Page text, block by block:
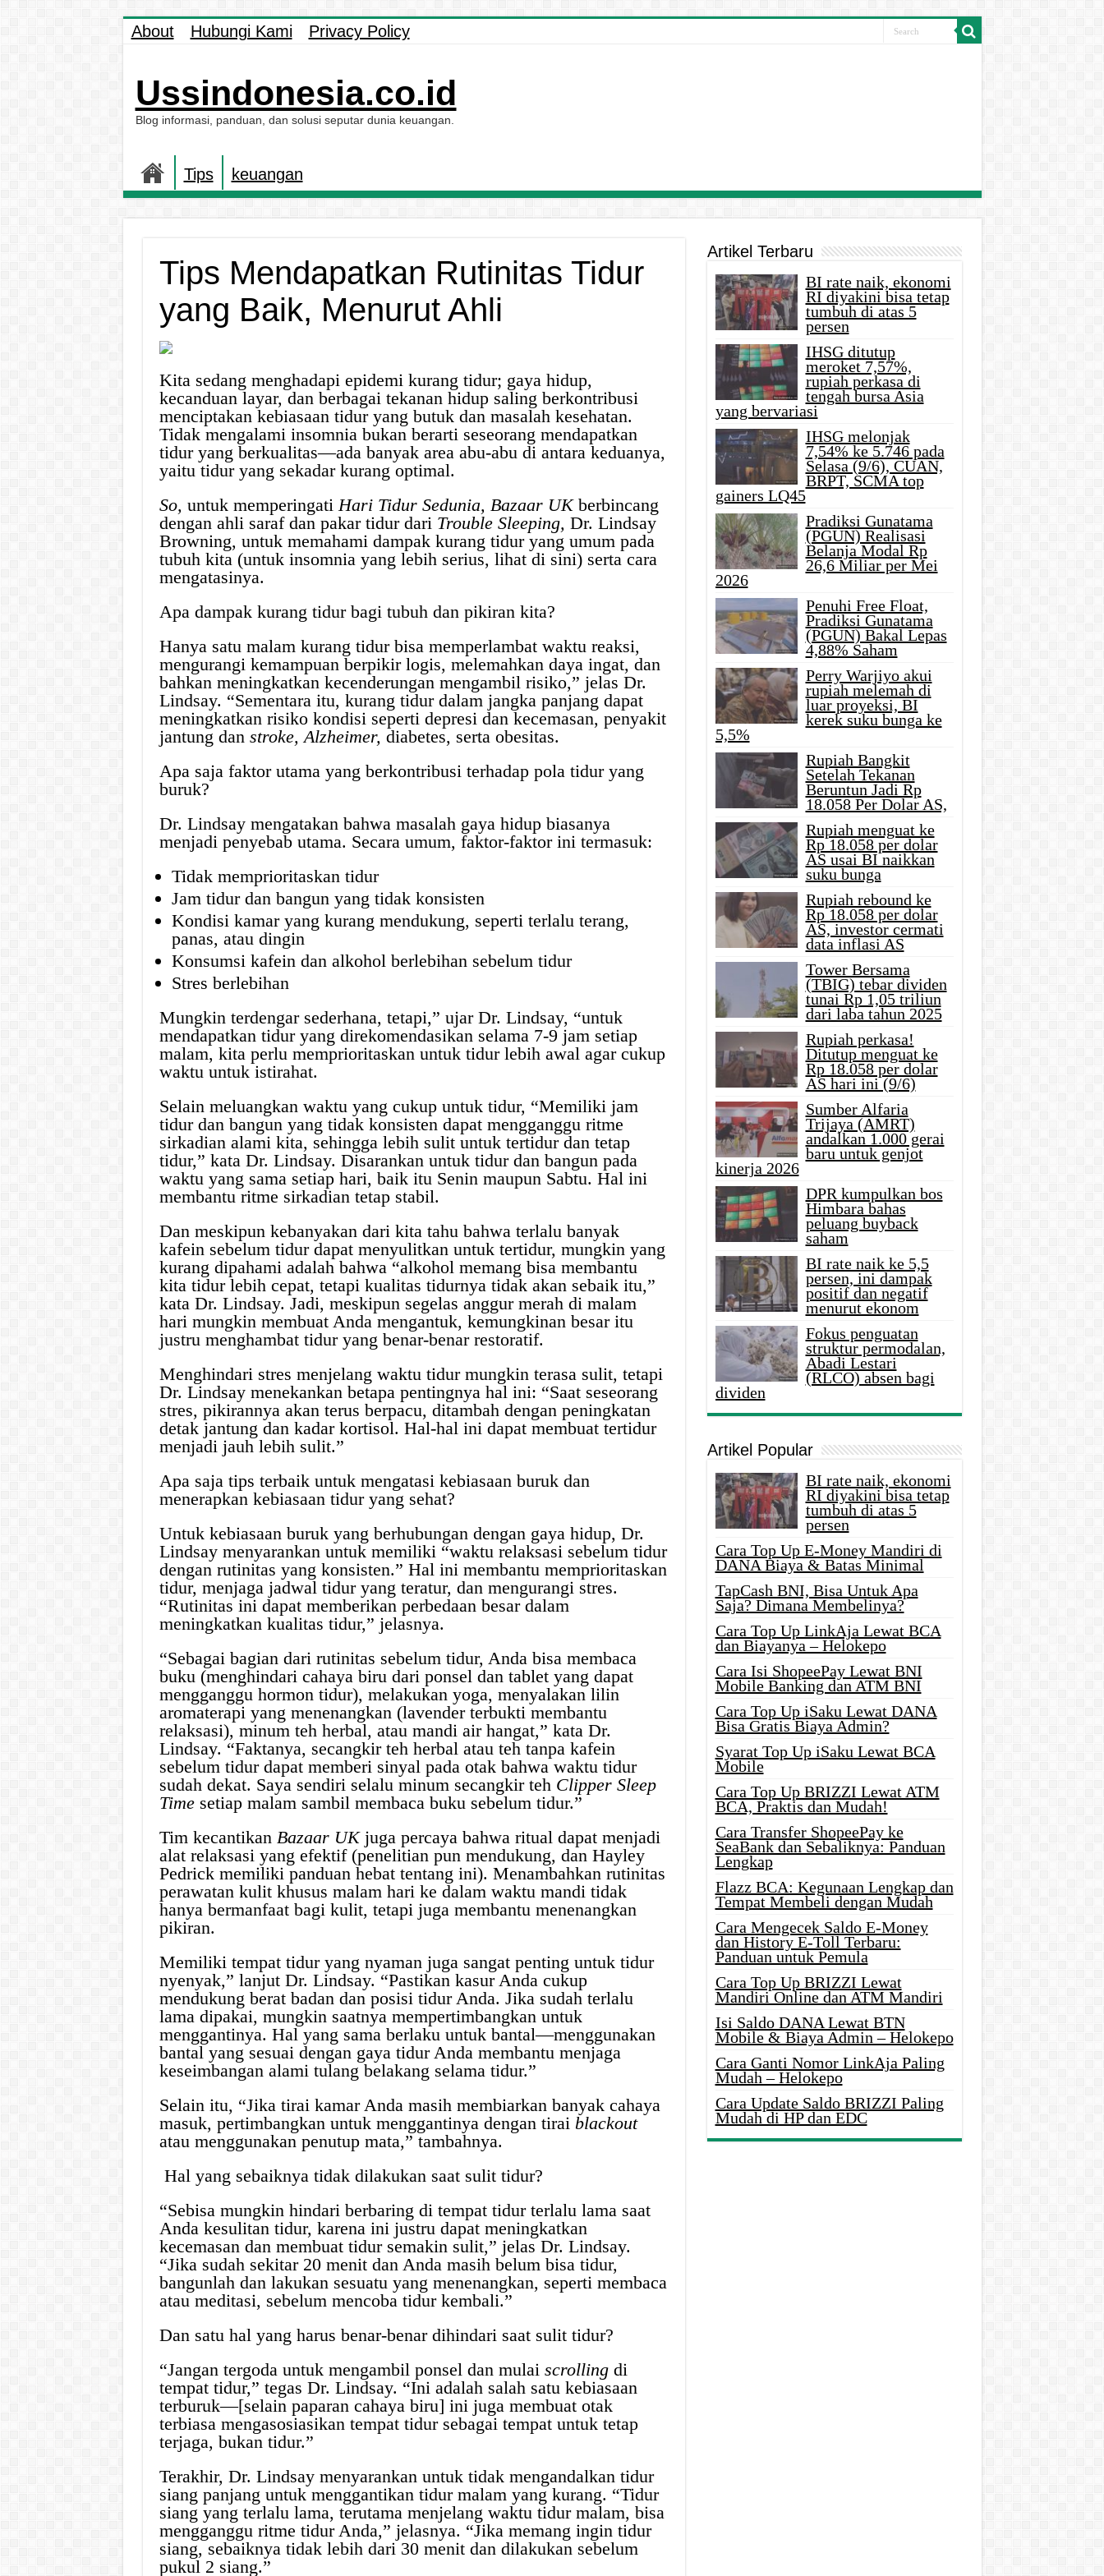
About Hubungi Kami Privacy Policy
Ussindonesia.co.id
Blog informasi, panduan, dan solusi seputar dunia keuangan.
Tips keuangan
Tips Mendapatkan Rutinitas Tidur
yang Baik, Menurut Ahli
Kita sedang menghadapi epidemi kurang tidur; gaya hidup,
kecanduan layar, dan berbagai tekanan hidup saling berkontribusi
menciptakan kebiasaan tidur yang butuk dan masalah kesehatan.
Tidak mengalami insomnia bukan berarti seseorang mendapatkan
tidur yang berkualitas—ada banyak area abu-abu di antara keduanya,
yaitu tidur yang sekadar kurang optimal.
So, untuk memperingatiHari Tidur Sedunia, Bazaar UKberbincang
dengan ahli saraf dan pakar tidur dari Trouble Sleeping, Dr. Lindsay
Browning, untuk memahami dampak kurang tidur yang umum pada
tubuh kita (untuk insomnia yang lebih serius, lihat di sini) serta cara
mengatasinya.
Apa dampak kurang tidur bagi tubuh dan pikiran kita?
Hanya satu malam kurang tidur bisa memperlambat waktu reaksi,
mengurangi kemampuan berpikir logis, melemahkan daya ingat, dan
bahkan meningkatkan kecenderungan mengambil risiko,” jelas Dr.
Lindsay. “Sementara itu, kurang tidur dalam jangka panjang dapat
meningkatkan risiko kondisi seperti depresi dan kecemasan, penyakit
jantung dan stroke, Alzheimer, diabetes, serta obesitas.
Apa saja faktor utama yang berkontribusi terhadap pola tidur yang
buruk?
Dr. Lindsay mengatakan bahwa masalah gaya hidup biasanya
menjadi penyebab utama. Secara umum, faktor-faktor ini termasuk:
Tidak memprioritaskan tidur
Jam tidur dan bangun yang tidak konsisten
Kondisi kamar yang kurang mendukung, seperti terlalu terang,
panas, atau dingin
Konsumsi kafein dan alkohol berlebihan sebelum tidur
Stres berlebihan
Mungkin terdengar sederhana, tetapi,” ujar Dr. Lindsay, “untuk
mendapatkan tidur yang direkomendasikan selama 7-9 jam setiap
malam, kita perlu memprioritaskan untuk tidur lebih awal agar cukup
waktu untuk istirahat.
Selain meluangkan waktu yang cukup untuk tidur, “Memiliki jam
tidur dan bangun yang tidak konsisten dapat mengganggu ritme
sirkadian alami kita, sehingga lebih sulit untuk tertidur dan tetap
tidur,” kata Dr. Lindsay. Disarankan untuk tidur dan bangun pada
waktu yang sama setiap hari, baik itu Senin maupun Sabtu. Hal ini
membantu ritme sirkadian tetap stabil.
Dan meskipun kebanyakan dari kita tahu bahwa terlalu banyak
kafein sebelum tidur dapat menyulitkan untuk tertidur, mungkin yang
kurang dipahami adalah bahwa “alkohol memang bisa membantu
kita tidur lebih cepat, tetapi kualitas tidurnya tidak akan sebaik itu,”
kata Dr. Lindsay. Jadi, meskipun segelas anggur merah di malam
hari mungkin membuat Anda mengantuk, kemungkinan besar itu
justru menghambat tidur yang benar-benar restoratif.
Menghindari stres menjelang waktu tidur mungkin terasa sulit, tetapi
Dr. Lindsay menekankan betapa pentingnya hal ini: “Saat seseorang
stres, pikirannya akan terus berpacu, ditambah dengan peningkatan
detak jantung dan kadar kortisol. Hal-hal ini dapat membuat tertidur
menjadi jauh lebih sulit.”
Apa saja tips terbaik untuk mengatasi kebiasaan buruk dan
menerapkan kebiasaan tidur yang sehat?
Untuk kebiasaan buruk yang berhubungan dengan gaya hidup, Dr.
Lindsay menyarankan untuk memiliki “waktu relaksasi sebelum tidur
dengan rutinitas yang konsisten.” Hal ini membantu memprioritaskan
tidur, menjaga jadwal tidur yang teratur, dan mengurangi stres.
“Rutinitas ini dapat memberikan perbedaan besar dalam
meningkatkan kualitas tidur,” jelasnya.
“Sebagai bagian dari rutinitas sebelum tidur, Anda bisa membaca
buku (menghindari cahaya biru dari ponsel dan tablet yang dapat
mengganggu hormon tidur), melakukan yoga, menyalakan lilin
aromaterapi yang menenangkan (lavender terbukti membantu
relaksasi), minum teh herbal, atau mandi air hangat,” kata Dr.
Lindsay. “Faktanya, secangkir teh herbal atau teh tanpa kafein
sebelum tidur dapat memberi sinyal pada otak bahwa waktu tidur
sudah dekat. Saya sendiri selalu minum secangkir teh Clipper Sleep
Timesetiap malam sambil membaca buku sebelum tidur.”
Tim kecantikan Bazaar UKjuga percaya bahwa ritual dapat menjadi
alat relaksasi yang efektif (penelitian pun mendukung, dan Hayley
Pedrick memiliki panduan hebat tentang ini). Menambahkan rutinitas
perawatan kulit khusus malam hari ke dalam waktu mandi tidak
hanya bermanfaat bagi kulit, tetapi juga membantu menenangkan
pikiran.
Memiliki tempat tidur yang nyaman juga sangat penting untuk tidur
nyenyak,” lanjut Dr. Lindsay. “Pastikan kasur Anda cukup
mendukung berat badan dan posisi tidur Anda. Jika sudah terlalu
lama dipakai, mungkin saatnya mempertimbangkan untuk
menggantinya. Hal yang sama berlaku untuk bantal—menggunakan
bantal yang sesuai dengan gaya tidur Anda membantu menjaga
keseimbangan alami tulang belakang selama tidur.”
Selain itu, “Jika tirai kamar Anda masih membiarkan banyak cahaya
masuk, pertimbangkan untuk menggantinya dengan tiraiblackout
atau menggunakan penutup mata,” tambahnya.
Hal yang sebaiknya tidak dilakukan saat sulit tidur?
“Sebisa mungkin hindari berbaring di tempat tidur terlalu lama saat
Anda kesulitan tidur, karena ini justru dapat meningkatkan
kecemasan dan membuat tidur semakin sulit,” jelas Dr. Lindsay.
“Jika sudah sekitar 20 menit dan Anda masih belum bisa tidur,
bangunlah dan lakukan sesuatu yang menenangkan, seperti membaca
atau meditasi, sebelum mencoba tidur kembali.”
Dan satu hal yang harus benar-benar dihindari saat sulit tidur?
“Jangan tergoda untuk mengambil ponsel dan mulai scrollingdi
tempat tidur,” tegas Dr. Lindsay. “Ini adalah salah satu kebiasaan
terburuk—[selain paparan cahaya biru] ini juga membuat otak
terbiasa mengasosiasikan tempat tidur sebagai tempat untuk tetap
terjaga, bukan tidur.”
Terakhir, Dr. Lindsay menyarankan untuk tidak mengandalkan tidur
siang panjang untuk menggantikan tidur malam yang kurang. “Tidur
siang yang terlalu lama, terutama menjelang waktu tidur malam, bisa
mengganggu ritme tidur Anda,” jelasnya. “Jika memang ingin tidur
siang, sebaiknya tidak lebih dari 30 menit dan dilakukan sebelum
pukul 2 siang.”
Artikel Terbaru
BI rate naik, ekonomi
RI diyakini bisa tetap
tumbuh di atas 5
persen
IHSG ditutup
meroket 7,57%,
rupiah perkasa di
tengah bursa Asia
yang bervariasi
IHSG melonjak
7,54% ke 5.746 pada
Selasa (9/6), CUAN,
BRPT, SCMA top
gainers LQ45
Pradiksi Gunatama
(PGUN) Realisasi
Belanja Modal Rp
26,6 Miliar per Mei
2026
Penuhi Free Float,
Pradiksi Gunatama
(PGUN) Bakal Lepas
4,88% Saham
Perry Warjiyo akui
rupiah melemah di
luar proyeksi, BI
kerek suku bunga ke
5,5%
Rupiah Bangkit
Setelah Tekanan
Beruntun Jadi Rp
18.058 Per Dolar AS,
Rupiah menguat ke
Rp 18.058 per dolar
AS usai BI naikkan
suku bunga
Rupiah rebound ke
Rp 18.058 per dolar
AS, investor cermati
data inflasi AS
Tower Bersama
(TBIG) tebar dividen
tunai Rp 1,05 triliun
dari laba tahun 2025
Rupiah perkasa!
Ditutup menguat ke
Rp 18.058 per dolar
AS hari ini (9/6)
Sumber Alfaria
Trijaya (AMRT)
andalkan 1.000 gerai
baru untuk genjot
kinerja 2026
DPR kumpulkan bos
Himbara bahas
peluang buyback
saham
BI rate naik ke 5,5
persen, ini dampak
positif dan negatif
menurut ekonom
Fokus penguatan
struktur permodalan,
Abadi Lestari
(RLCO) absen bagi
dividen
Artikel Popular
BI rate naik, ekonomi
RI diyakini bisa tetap
tumbuh di atas 5
persen
Cara Top Up E-Money Mandiri di
DANA Biaya & Batas Minimal
TapCash BNI, Bisa Untuk Apa
Saja? Dimana Membelinya?
Cara Top Up LinkAja Lewat BCA
dan Biayanya – Helokepo
Cara Isi ShopeePay Lewat BNI
Mobile Banking dan ATM BNI
Cara Top Up iSaku Lewat DANA
Bisa Gratis Biaya Admin?
Syarat Top Up iSaku Lewat BCA
Mobile
Cara Top Up BRIZZI Lewat ATM
BCA, Praktis dan Mudah!
Cara Transfer ShopeePay ke
SeaBank dan Sebaliknya: Panduan
Lengkap
Flazz BCA: Kegunaan Lengkap dan
Tempat Membeli dengan Mudah
Cara Mengecek Saldo E-Money
dan History E-Toll Terbaru:
Panduan untuk Pemula
Cara Top Up BRIZZI Lewat
Mandiri Online dan ATM Mandiri
Isi Saldo DANA Lewat BTN
Mobile & Biaya Admin – Helokepo
Cara Ganti Nomor LinkAja Paling
Mudah – Helokepo
Cara Update Saldo BRIZZI Paling
Mudah di HP dan EDC